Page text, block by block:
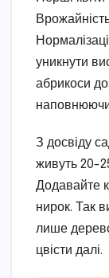
уникнути
абрикоси
З досвіду
живуть 20-
Додавайте
нирок. Так
лише
цвісти далі.